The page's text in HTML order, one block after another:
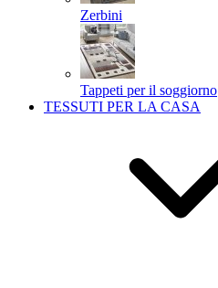
Zerbini
Tappeti per il soggiorno
TESSUTI PER LA CASA